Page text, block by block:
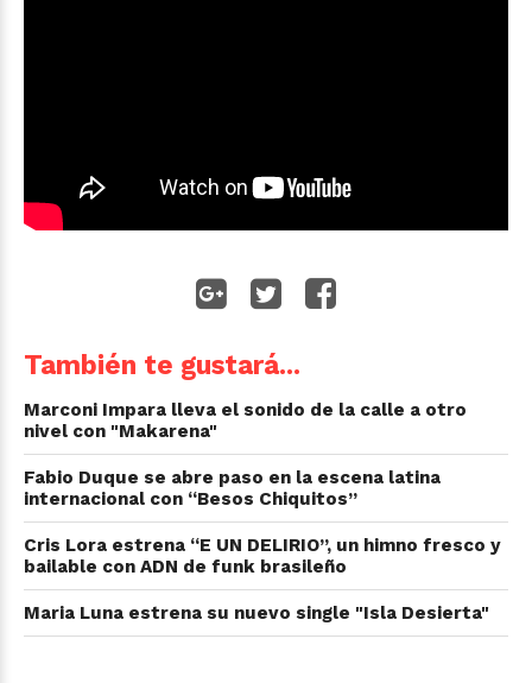
También te gustará...
Marconi Impara lleva el sonido de la calle a otro
nivel con "Makarena"
Fabio Duque se abre paso en la escena latina
internacional con “Besos Chiquitos”
Cris Lora estrena “E UN DELIRIO”, un himno fresco y
bailable con ADN de funk brasileño
Maria Luna estrena su nuevo single "Isla Desierta"